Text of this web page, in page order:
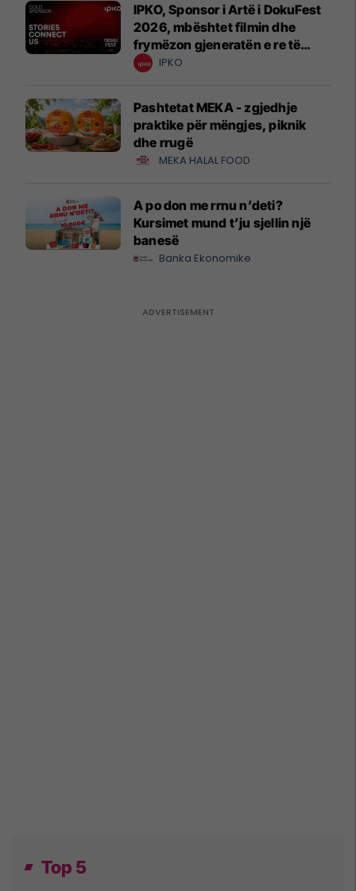
IPKO, Sponsor i Artë i DokuFest
2026, mbështet filmin dhe
frymëzon gjeneratën e re të
krijuesve
IPKO
Pashtetat MEKA - zgjedhje
praktike për mëngjes, piknik
dhe rrugë
MEKA HALAL FOOD
A po don me rrnu n’deti?
Kursimet mund t’ju sjellin një
banesë
Banka Ekonomike
Top 5